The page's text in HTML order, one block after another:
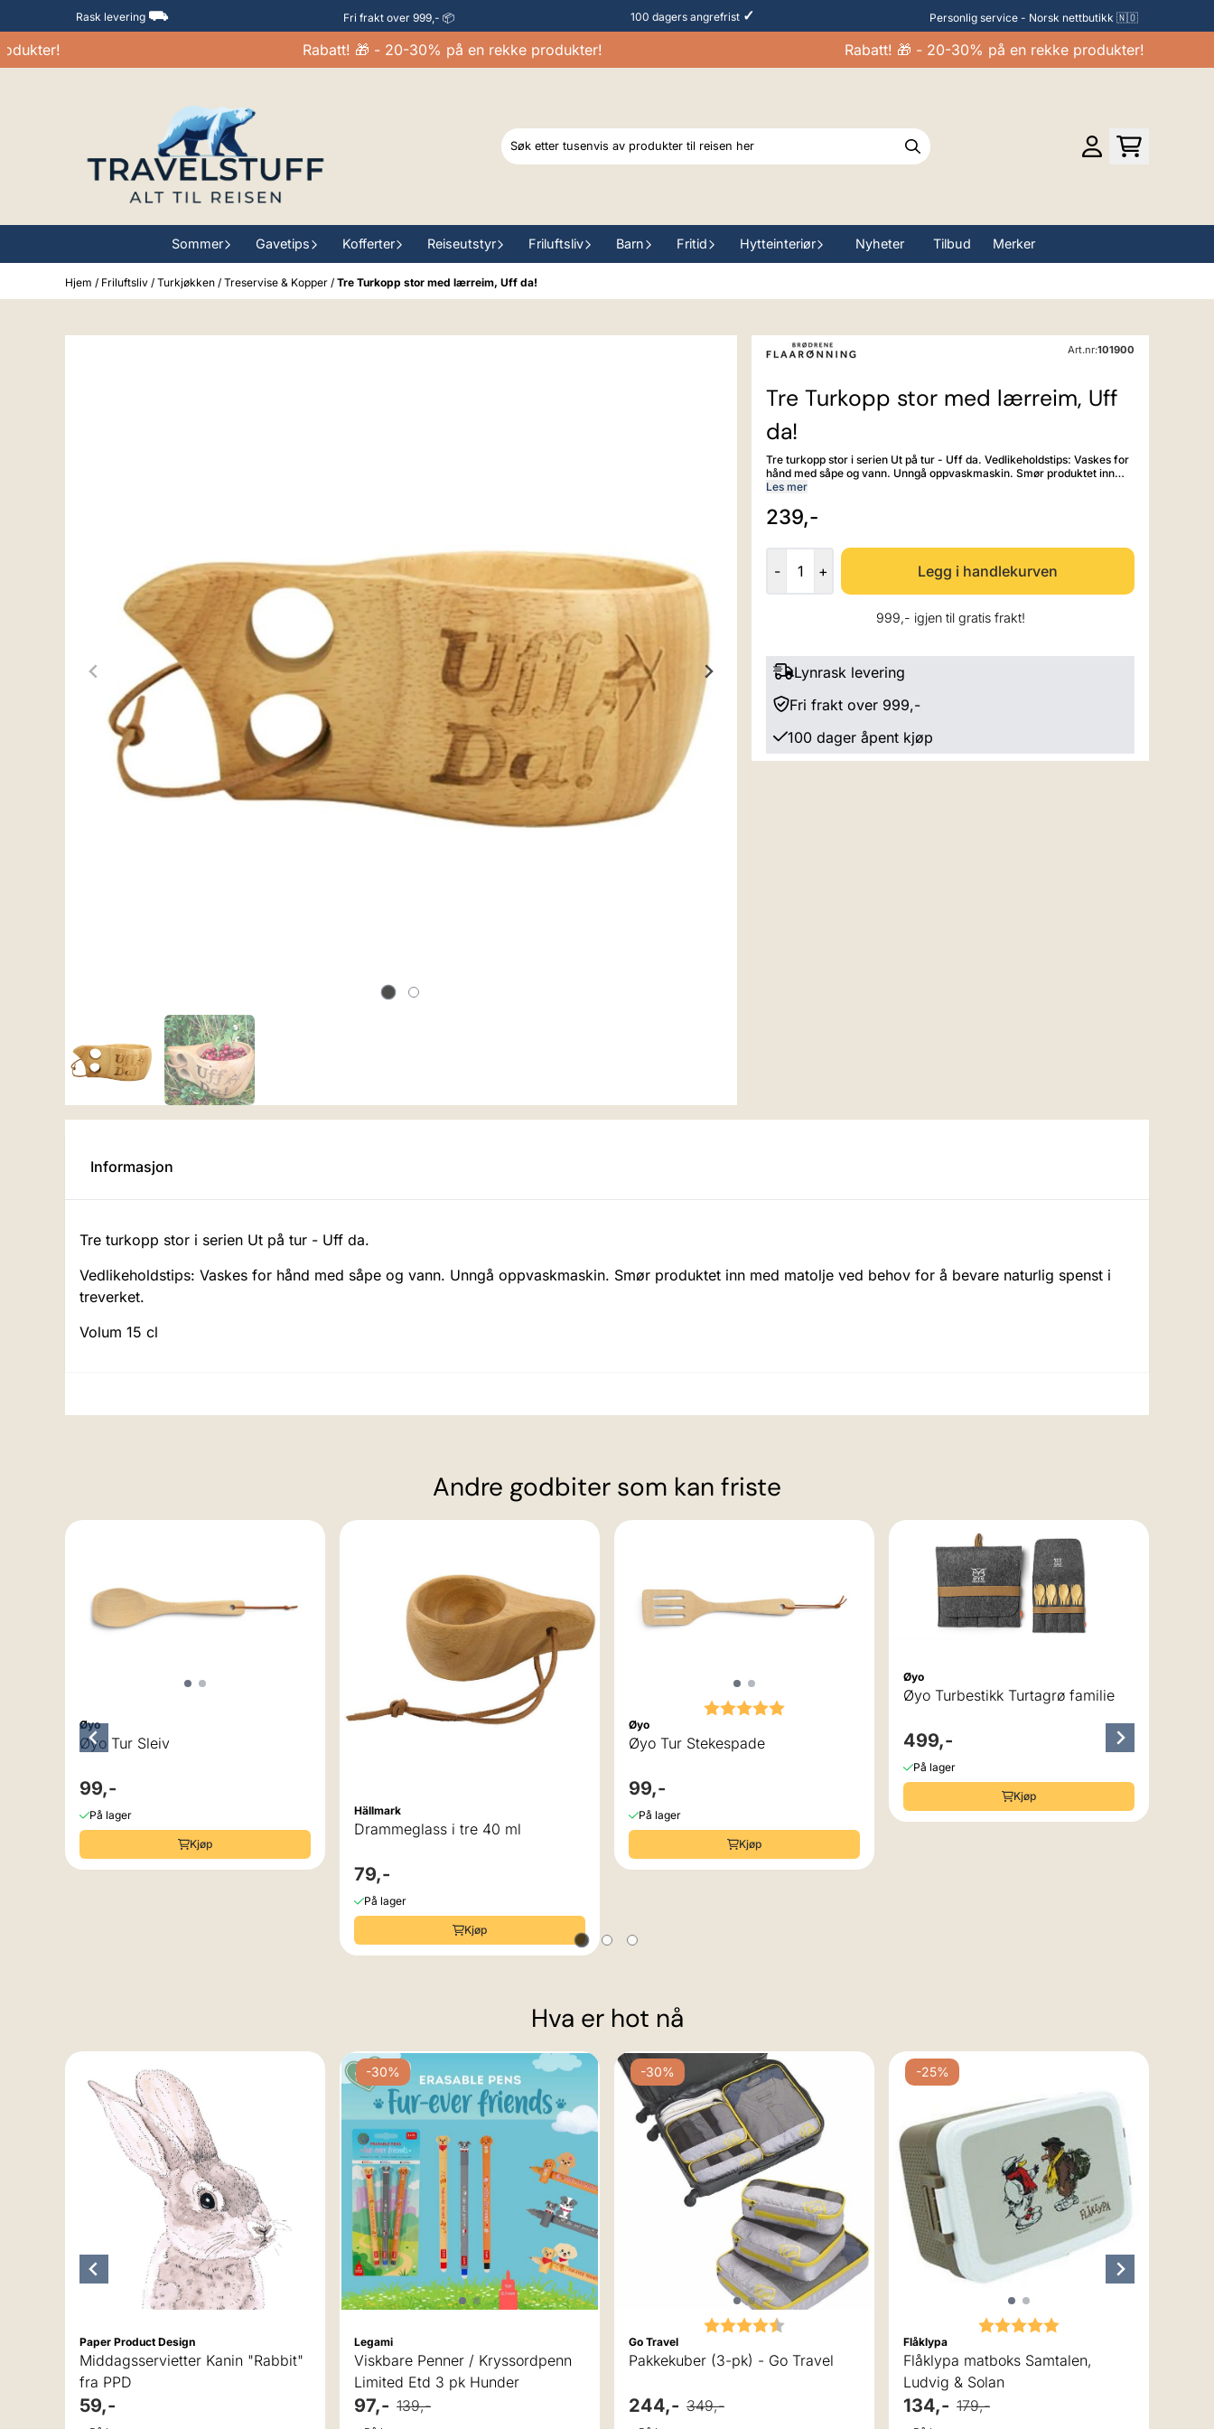
Hopp til innholdRask levering ⛟ Fri frakt over 999,- 📦 100 dagers angrefrist ✓ Personlig service - Norsk nettbutikk 🇳🇴
Rabatt! 🎁 - 20-30% på en rekke produkter! Rabatt! 🎁 - 20-30% på en rekke produkter!
Sommer Gavetips Kofferter Reiseutstyr Friluftsliv Barn Fritid Hytteinteriør Nyheter Tilbud Merker
Hjem / Friluftsliv / Turkjøkken / Treservise & Kopper / Tre Turkopp stor med lærreim, Uff da!
Art.nr:101900
Tre Turkopp stor med lærreim, Uff
da!
Tre turkopp stor i serien Ut på tur - Uff da. Vedlikeholdstips: Vaskes for
hånd med såpe og vann. Unngå oppvaskmaskin. Smør produktet inn
med matolje ved behov for å bevare naturlig spenst i treverket. Volum
Les mer
239,-
- +
999,- igjen til gratis frakt!
Lynrask levering
Fri frakt over 999,-
100 dager åpent kjøp
Informasjon
Tre turkopp stor i serien Ut på tur - Uff da.
Vedlikeholdstips: Vaskes for hånd med såpe og vann. Unngå oppvaskmaskin. Smør produktet inn med matolje ved behov for å bevare naturlig spenst i
treverket.
Volum 15 cl
Andre godbiter som kan friste
Øyo
Øyo Tur Sleiv
99,-
På lager
Kjøp
Hällmark
Drammeglass i tre 40 ml
79,-
På lager
Kjøp
Karakter:
Øyo
Øyo Tur Stekespade
99,-
På lager
Kjøp
Øyo
Øyo Turbestikk Turtagrø familie
499,-
På lager
Kjøp
Hva er hot nå
Paper Product Design
Middagsservietter Kanin "Rabbit"
fra PPD
59,-
-30%
Legami
Viskbare Penner / Kryssordpenn
Limited Etd 3 pk Hunder
97,- 139,-
-30%
Karakter:
Go Travel
Pakkekuber (3-pk) - Go Travel
244,- 349,-
-25%
Karakter:
Flåklypa
Flåklypa matboks Samtalen,
Ludvig & Solan
134,- 179,-